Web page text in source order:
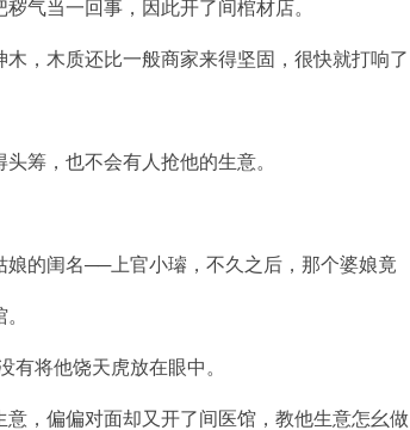
当一回事，因此开了间棺材店。
，木质还比一般商家来得坚固，很快就打响了
，也不会有人抢他的生意。
的闺名──上官小璿，不久之后，那个婆娘竟
将他饶天虎放在眼中。
，偏偏对面却又开了间医馆，教他生意怎幺做